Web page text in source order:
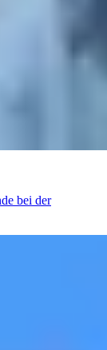
bei der